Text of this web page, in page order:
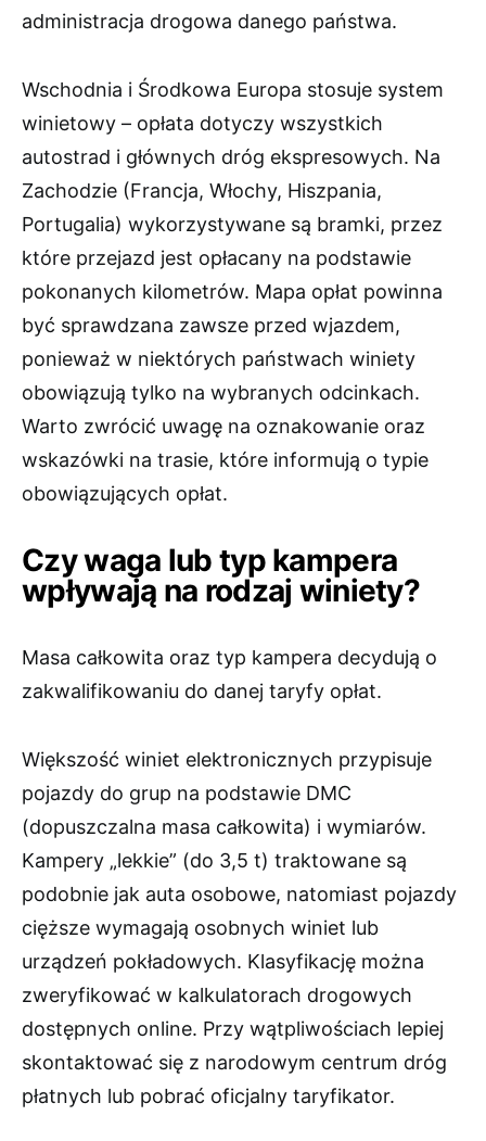
administracja drogowa danego państwa.
Wschodnia i Środkowa Europa stosuje system
winietowy – opłata dotyczy wszystkich
autostrad i głównych dróg ekspresowych. Na
Zachodzie (Francja, Włochy, Hiszpania,
Portugalia) wykorzystywane są bramki, przez
które przejazd jest opłacany na podstawie
pokonanych kilometrów. Mapa opłat powinna
być sprawdzana zawsze przed wjazdem,
ponieważ w niektórych państwach winiety
obowiązują tylko na wybranych odcinkach.
Warto zwrócić uwagę na oznakowanie oraz
wskazówki na trasie, które informują o typie
obowiązujących opłat.
Czy waga lub typ kampera
wpływają na rodzaj winiety?
Masa całkowita oraz typ kampera decydują o
zakwalifikowaniu do danej taryfy opłat.
Większość winiet elektronicznych przypisuje
pojazdy do grup na podstawie DMC
(dopuszczalna masa całkowita) i wymiarów.
Kampery „lekkie” (do 3,5 t) traktowane są
podobnie jak auta osobowe, natomiast pojazdy
cięższe wymagają osobnych winiet lub
urządzeń pokładowych. Klasyfikację można
zweryfikować w kalkulatorach drogowych
dostępnych online. Przy wątpliwościach lepiej
skontaktować się z narodowym centrum dróg
płatnych lub pobrać oficjalny taryfikator.